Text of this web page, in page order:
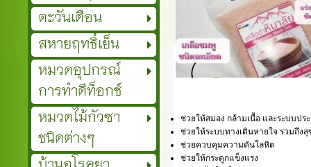
ตะวันเดือน
สหายฤทธิ์เย็น
หมวดอุปกรณ์
การทำดีท็อกช์
หมวดไม้กัวซา
ชนิดต่างๆ
ช่วยให้สมอง กล้ามเนื้อ และระบบป
ช่วยให้ระบบทางเดินหายใจ รวมถึง
ช่วยควบคุมความดันโลหิต
ช่วยให้กระดูกแข็งแรง